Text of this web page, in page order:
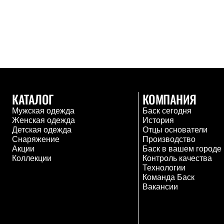
Теплое термобелье
Флисовая одежда
Куртки
Брюки
Детская одежда
Утепленная пухом
Комбинезоны
Куртки
Брюки
КАТАЛОГ
Мужская одежда
Женская одежда
Детская одежда
Снаряжение
Акции
Коллекции
КОМПАНИЯ
Баск сегодня
История
Отцы основатели
Производство
Баск в вашем городе
Контроль качества
Технологии
Команда Баск
Вакансии